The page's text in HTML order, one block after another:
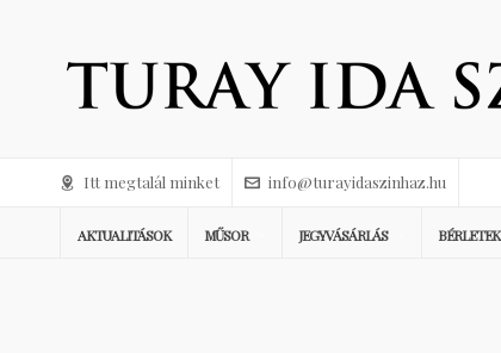
Itt megtalál minket info@turayidaszinhaz.hu
AKTUALITÁSOK MŰSOR JEGYVÁSÁRLÁS BÉRLETEK